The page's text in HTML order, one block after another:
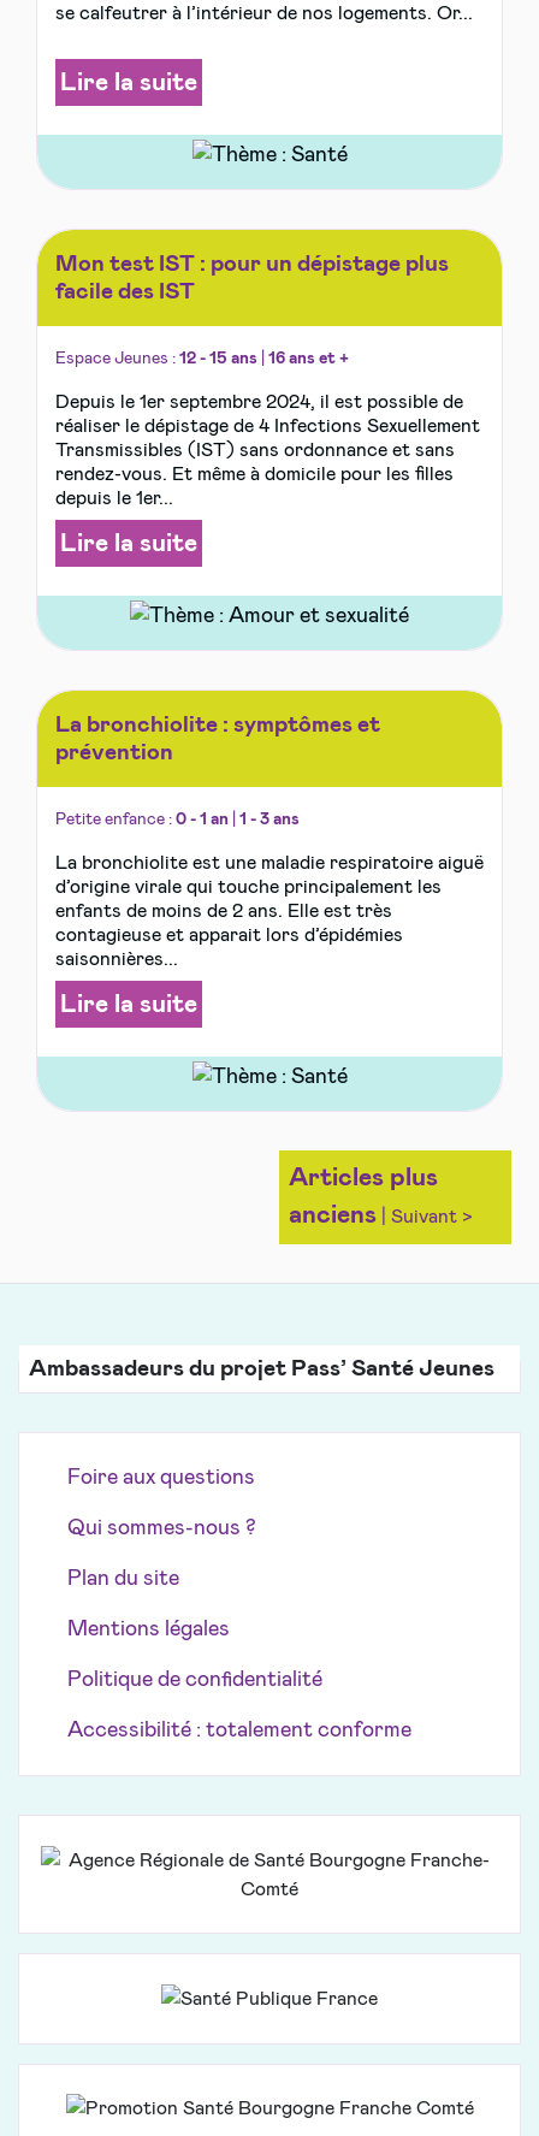
se calfeutrer à l’intérieur de nos logements. Or...
Lire la suite
Mon test IST : pour un dépistage plus
facile des IST
Espace Jeunes : 12 - 15 ans 16 ans et +
Depuis le 1er septembre 2024, il est possible de
réaliser le dépistage de 4 Infections Sexuellement
Transmissibles (IST) sans ordonnance et sans
rendez-vous. Et même à domicile pour les filles
depuis le 1er...
Lire la suite
La bronchiolite : symptômes et
prévention
Petite enfance : 0 - 1 an 1 - 3 ans
La bronchiolite est une maladie respiratoire aiguë
d’origine virale qui touche principalement les
enfants de moins de 2 ans. Elle est très
contagieuse et apparait lors d’épidémies
saisonnières...
Lire la suite
Articles plus
anciens
Ambassadeurs du projet Pass’ Santé Jeunes
Foire aux questions
Qui sommes-nous ?
Plan du site
Mentions légales
Politique de confidentialité
Accessibilité : totalement conforme